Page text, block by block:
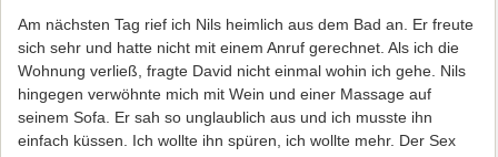
Am nächsten Tag rief ich Nils heimlich aus dem Bad an. Er freute
sich sehr und hatte nicht mit einem Anruf gerechnet. Als ich die
Wohnung verließ, fragte David nicht einmal wohin ich gehe. Nils
hingegen verwöhnte mich mit Wein und einer Massage auf
seinem Sofa. Er sah so unglaublich aus und ich musste ihn
einfach küssen. Ich wollte ihn spüren, ich wollte mehr. Der Sex